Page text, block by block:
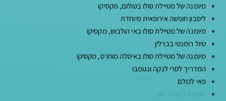
מיומנה של מטיילת סולו בטולום, מקסיקו
ליסבון חופשה אירופאית מיוחדת
מיומנה של מטיילת סולו באי הולבוש, מקסיקו
טיול רומנטי בברלין
מיומנה של מטיילת סולו באיסלה מוחרס, מקסיקו
המדריך לסרי לנקה ונגומבו
פאי לכולם
חופשה בטוקיו, יפן